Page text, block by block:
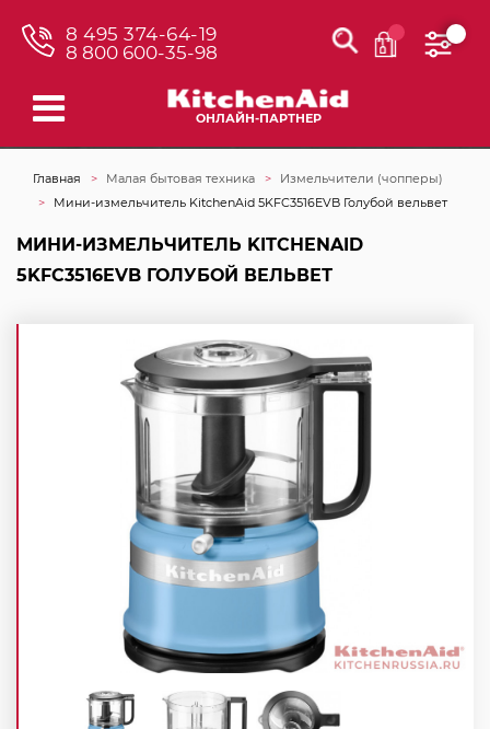
8 495 374-64-19
8 800 600-35-98
ОНЛАЙН-ПАРТНЕР
Главная Малая бытовая техника
Измельчители (чопперы)
Мини-измельчитель KitchenAid 5KFC3516EVB Голубой вельвет
МИНИ-ИЗМЕЛЬЧИТЕЛЬ KITCHENAID
5KFC3516EVB ГОЛУБОЙ ВЕЛЬВЕТ